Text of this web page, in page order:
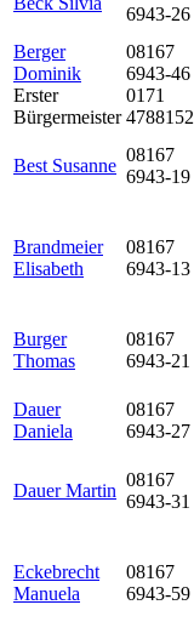
6943-26
Berger
Dominik
Erster
Bürgermeister
08167
6943-46
0171
4788152
Best Susanne
08167
6943-19
Brandmeier
Elisabeth
08167
6943-13
Burger
Thomas
08167
6943-21
Dauer
Daniela
08167
6943-27
Dauer Martin
08167
6943-31
Eckebrecht
Manuela
08167
6943-59